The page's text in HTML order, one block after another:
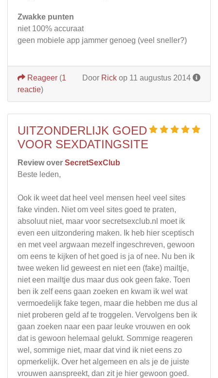
Zwakke punten
niet 100% accuraat
geen mobiele app jammer genoeg (veel sneller?)
Door Rick op 11 augustus 2014
Reageer (1
reactie)
UITZONDERLIJK GOED
VOOR SEXDATINGSITE
Review over SecretSexClub
Beste leden,
Ook ik weet dat heel veel mensen heel veel sites
fake vinden. Niet om veel sites goed te praten,
absoluut niet, maar voor secretsexclub.nl moet ik
even een uitzondering maken. Ik heb hier sceptisch
en met veel argwaan mezelf ingeschreven, gewoon
om eens te kijken of het goed is ja of nee. Nu ben ik
twee weken lid geweest en niet een (fake) mailtje,
niet een mailtje dus maar dus ook geen fake. Toen
ben ik zelf eens gaan zoeken en kwam ik wel wat
vermoedelijk fake tegen, maar die hebben me dus al
niet proberen geld af te troggelen. Vervolgens ben ik
gaan zoeken naar een paar leuke vrouwen en ook
dat is gewoon helemaal gelukt. Sommige reageren
wel, sommige niet, maar dat vind ik niet eens zo
opmerkelijk. Over het algemeen en als je de juiste
vrouwen aanspreekt, dan zit je hier gewoon goed.